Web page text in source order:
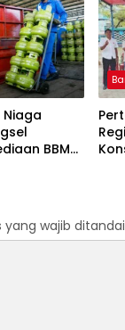
BBM
yang wajib ditandai